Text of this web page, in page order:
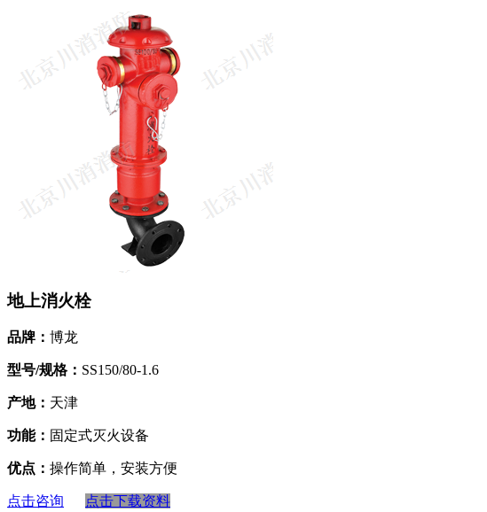
地上消火栓
品牌： 博龙
型号/规格： SS150/80-1.6
产地： 天津
功能： 固定式灭火设备
优点： 操作简单，安装方便
点击咨询 点击下载资料